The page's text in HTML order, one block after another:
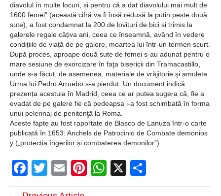
diavolul în multe locuri, și pentru că a dat diavolului mai mult de
1600 femei” (această cifră va fi însă redusă la puțin peste două
sute), a fost condamnat la 200 de lovituri de bici și trimis la
galerele regale câțiva ani, ceea ce înseamnă, având în vedere
condițiile de viață de pe galere, moartea lui într-un termen scurt.
După proces, aproape două sute de femei s-au adunat pentru o
mare sesiune de exorcizare în faţa bisericii din Tramacastillo,
unde s-a făcut, de asemenea, materiale de vrăjitorie şi amulete.
Urma lui Pedro Arruebo s-a pierdut. Un document indică
prezența acestuia în Madrid, ceea ce ar putea sugera că, fie a
evadat de pe galere fie că pedeapsa i-a fost schimbată în forma
unui pelerinaj de penitenţă la Roma.
Aceste fapte au fost raportate de Blasco de Lanuza într-o carte
publicată în 1653: Anchels de Patrocinio de Combate demonios
y („protecția îngerilor și combaterea demonilor”).
Facebook
Twitter
EmailPinterest
WhatsApp
X